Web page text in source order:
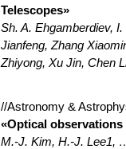
Telescopes»
Sh. A. Ehgamberdiev,
Jianfeng, Zhang
Zhiyong, Xu Jin, Chen
//Astronomy &
«Optical observations
M.-J. Kim, H.-J. Lee1,